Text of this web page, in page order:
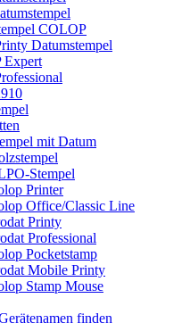
COLOP
Datumstempel
Expert
mit Datum
Stempel
Printer
Office/Classic Line
Printy
Professional
Pocketstamp
Mobile Printy
Stamp Mouse
finden